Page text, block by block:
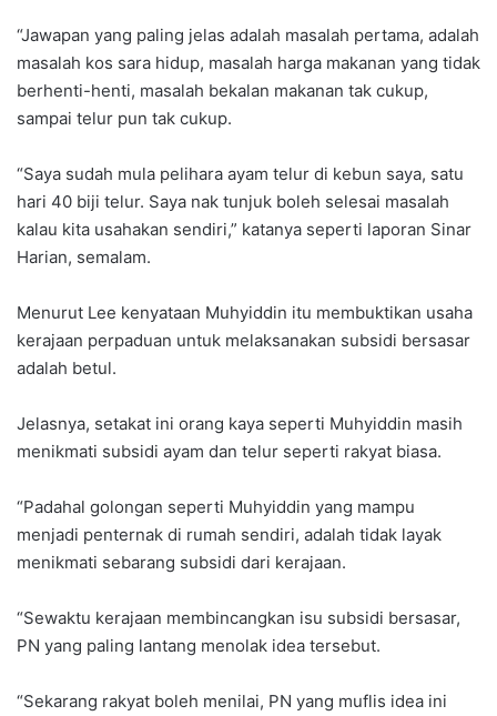
“Jawapan yang paling jelas adalah masalah pertama, adalah
masalah kos sara hidup, masalah harga makanan yang tidak
berhenti-henti, masalah bekalan makanan tak cukup,
sampai telur pun tak cukup.
“Saya sudah mula pelihara ayam telur di kebun saya, satu
hari 40 biji telur. Saya nak tunjuk boleh selesai masalah
kalau kita usahakan sendiri,” katanya seperti laporan Sinar
Harian, semalam.
Menurut Lee kenyataan Muhyiddin itu membuktikan usaha
kerajaan perpaduan untuk melaksanakan subsidi bersasar
adalah betul.
Jelasnya, setakat ini orang kaya seperti Muhyiddin masih
menikmati subsidi ayam dan telur seperti rakyat biasa.
“Padahal golongan seperti Muhyiddin yang mampu
menjadi penternak di rumah sendiri, adalah tidak layak
menikmati sebarang subsidi dari kerajaan.
“Sewaktu kerajaan membincangkan isu subsidi bersasar,
PN yang paling lantang menolak idea tersebut.
“Sekarang rakyat boleh menilai, PN yang muflis idea ini